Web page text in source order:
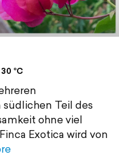
°C
Teil des
ohne viel
Exotica wird von